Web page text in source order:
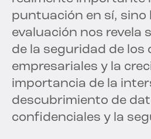
puntuación en sí, sino
evaluación nos revela
de la seguridad de los
empresariales y la
importancia de la
descubrimiento de
confidenciales y la